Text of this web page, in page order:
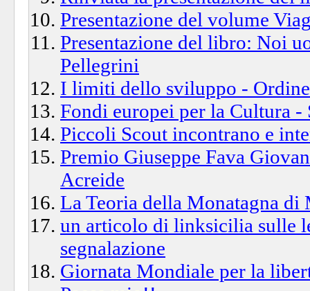
Presentazione del volume
Presentazione del libro: Noi
Pellegrini
I limiti dello sviluppo -
Fondi europei per la Cultura
Piccoli Scout incontrano e
Premio Giuseppe Fava
Acreide
La Teoria della Monatagna di
un articolo di linksicilia sulle
segnalazione
Giornata Mondiale per la